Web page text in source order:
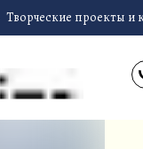
Творческие проекты и